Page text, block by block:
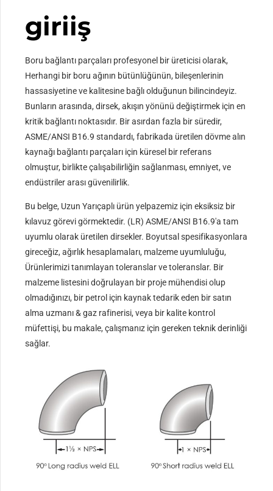
giriiş
Boru bağlantı parçaları profesyonel bir üreticisi olarak,
Herhangi bir boru ağının bütünlüğünün, bileşenlerinin
hassasiyetine ve kalitesine bağlı olduğunun bilincindeyiz.
Bunların arasında, dirsek, akışın yönünü değiştirmek için en
kritik bağlantı noktasıdır. Bir asırdan fazla bir süredir,
ASME/ANSI B16.9 standardı, fabrikada üretilen dövme alın
kaynağı bağlantı parçaları için küresel bir referans
olmuştur, birlikte çalışabilirliğin sağlanması, emniyet, ve
endüstriler arası güvenilirlik.
Bu belge, Uzun Yarıçaplı ürün yelpazemiz için eksiksiz bir
kılavuz görevi görmektedir. (LR) ASME/ANSI B16.9'a tam
uyumlu olarak üretilen dirsekler. Boyutsal spesifikasyonlara
gireceğiz, ağırlık hesaplamaları, malzeme uyumluluğu,
Ürünlerimizi tanımlayan toleranslar ve toleranslar. Bir
malzeme listesini doğrulayan bir proje mühendisi olup
olmadığınızı, bir petrol için kaynak tedarik eden bir satın
alma uzmanı & gaz rafinerisi, veya bir kalite kontrol
müfettişi, bu makale, çalışmanız için gereken teknik derinliği
sağlar.